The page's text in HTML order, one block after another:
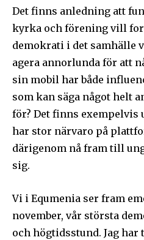
Det finns anledning att
kyrka och förening vill
demokrati i det samhälle
agera annorlunda för att
sin mobil har både
som kan säga något helt
för? Det finns exempelvis
har stor närvaro på
därigenom nå fram till
sig.
Vi i Equmenia ser fram
november, vår största
och högtidsstund. Jag